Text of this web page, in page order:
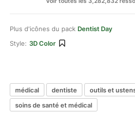
Plus d'icônes du pack Dentist Day
Style: 3D Color
médical dentiste outils et
soins de santé et médical